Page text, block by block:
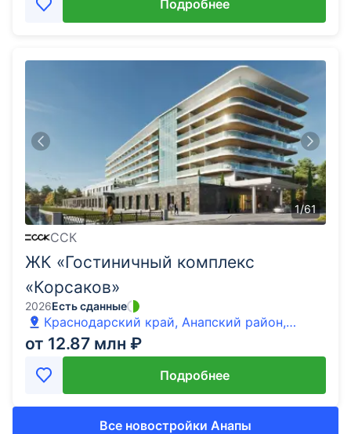
Подробнее
1/61
ССК
ЖК «Гостиничный комплекс
«Корсаков»
2026Есть сданные
Краснодарский край, Анапский район,
Анапа, шоссе Симферопольское, 100
от 12.87 млн ₽
Подробнее
Все новостройки Анапы